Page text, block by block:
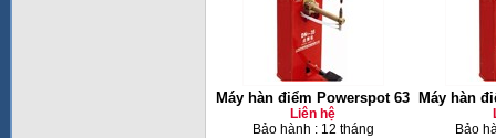
Máy hàn điểm Powerspot 63
Liên hệ
Bảo hành : 12 tháng
Máy hàn
Bảo